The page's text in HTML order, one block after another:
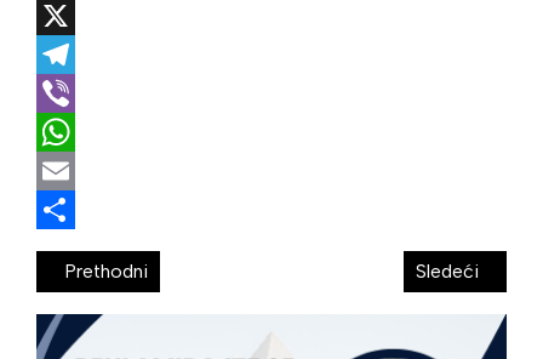
Facebook
X
Telegram
Viber
WhatsApp
Email
Share
Prethodni Sledeći